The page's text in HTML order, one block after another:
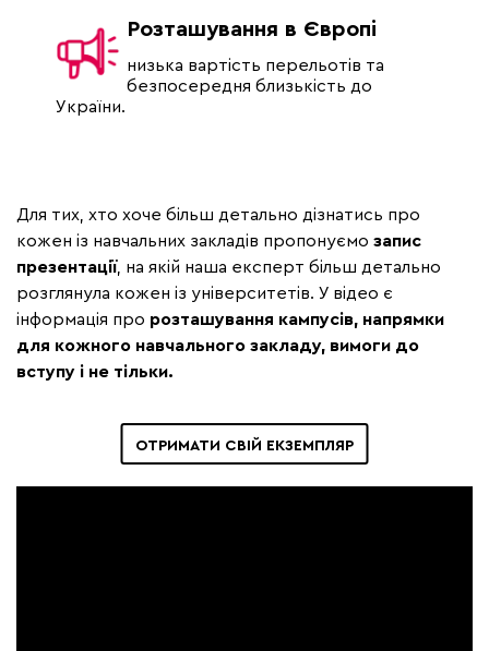
Розташування в Європі
низька вартість перельотів та
безпосередня близькість до
України.
Для тих, хто хоче більш детально дізнатись про
кожен із навчальних закладів пропонуємо запис
презентації, на якій наша експерт більш детально
розглянула кожен із університетів. У відео є
інформація про розташування кампусів, напрямки
для кожного навчального закладу, вимоги до
вступу і не тільки.
ОТРИМАТИ СВІЙ ЕКЗЕМПЛЯР